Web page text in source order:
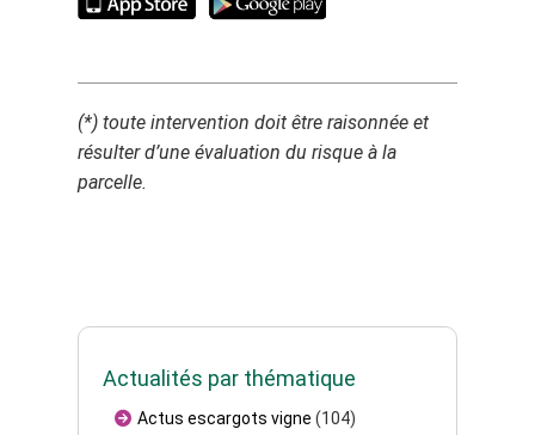
(*) toute intervention doit être raisonnée et
résulter d’une évaluation du risque à la
parcelle.
Actualités par thématique
Actus escargots vigne (104)